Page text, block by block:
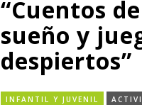
“Cuentos de
sueño y
despiertos”
INFANTIL Y JUVENIL